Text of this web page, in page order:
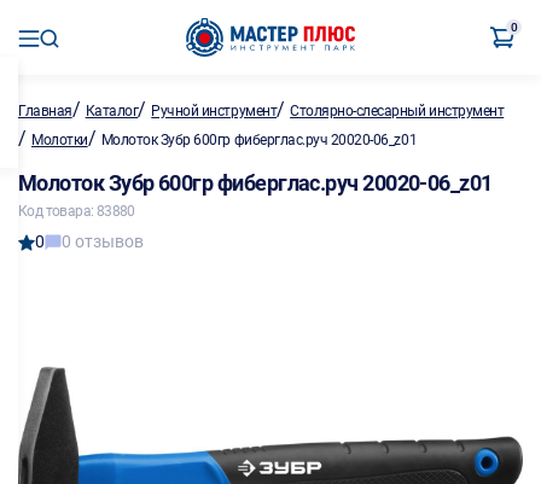
0
Главная/ Каталог/ Ручной инструмент/Столярно-слесарный инструмент
/ Молотки/ Молоток Зубр 600гр фиберглас.руч 20020-06_z01
Молоток Зубр 600гр фиберглас.руч 20020-06_z01
Код товара: 83880
0 0 отзывов